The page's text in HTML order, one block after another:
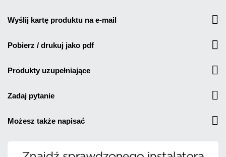
wyślij kartę produktu na e-mail
pobierz / drukuj jako pdf
produkty uzupełniające
zadaj pytanie
możesz także napisać